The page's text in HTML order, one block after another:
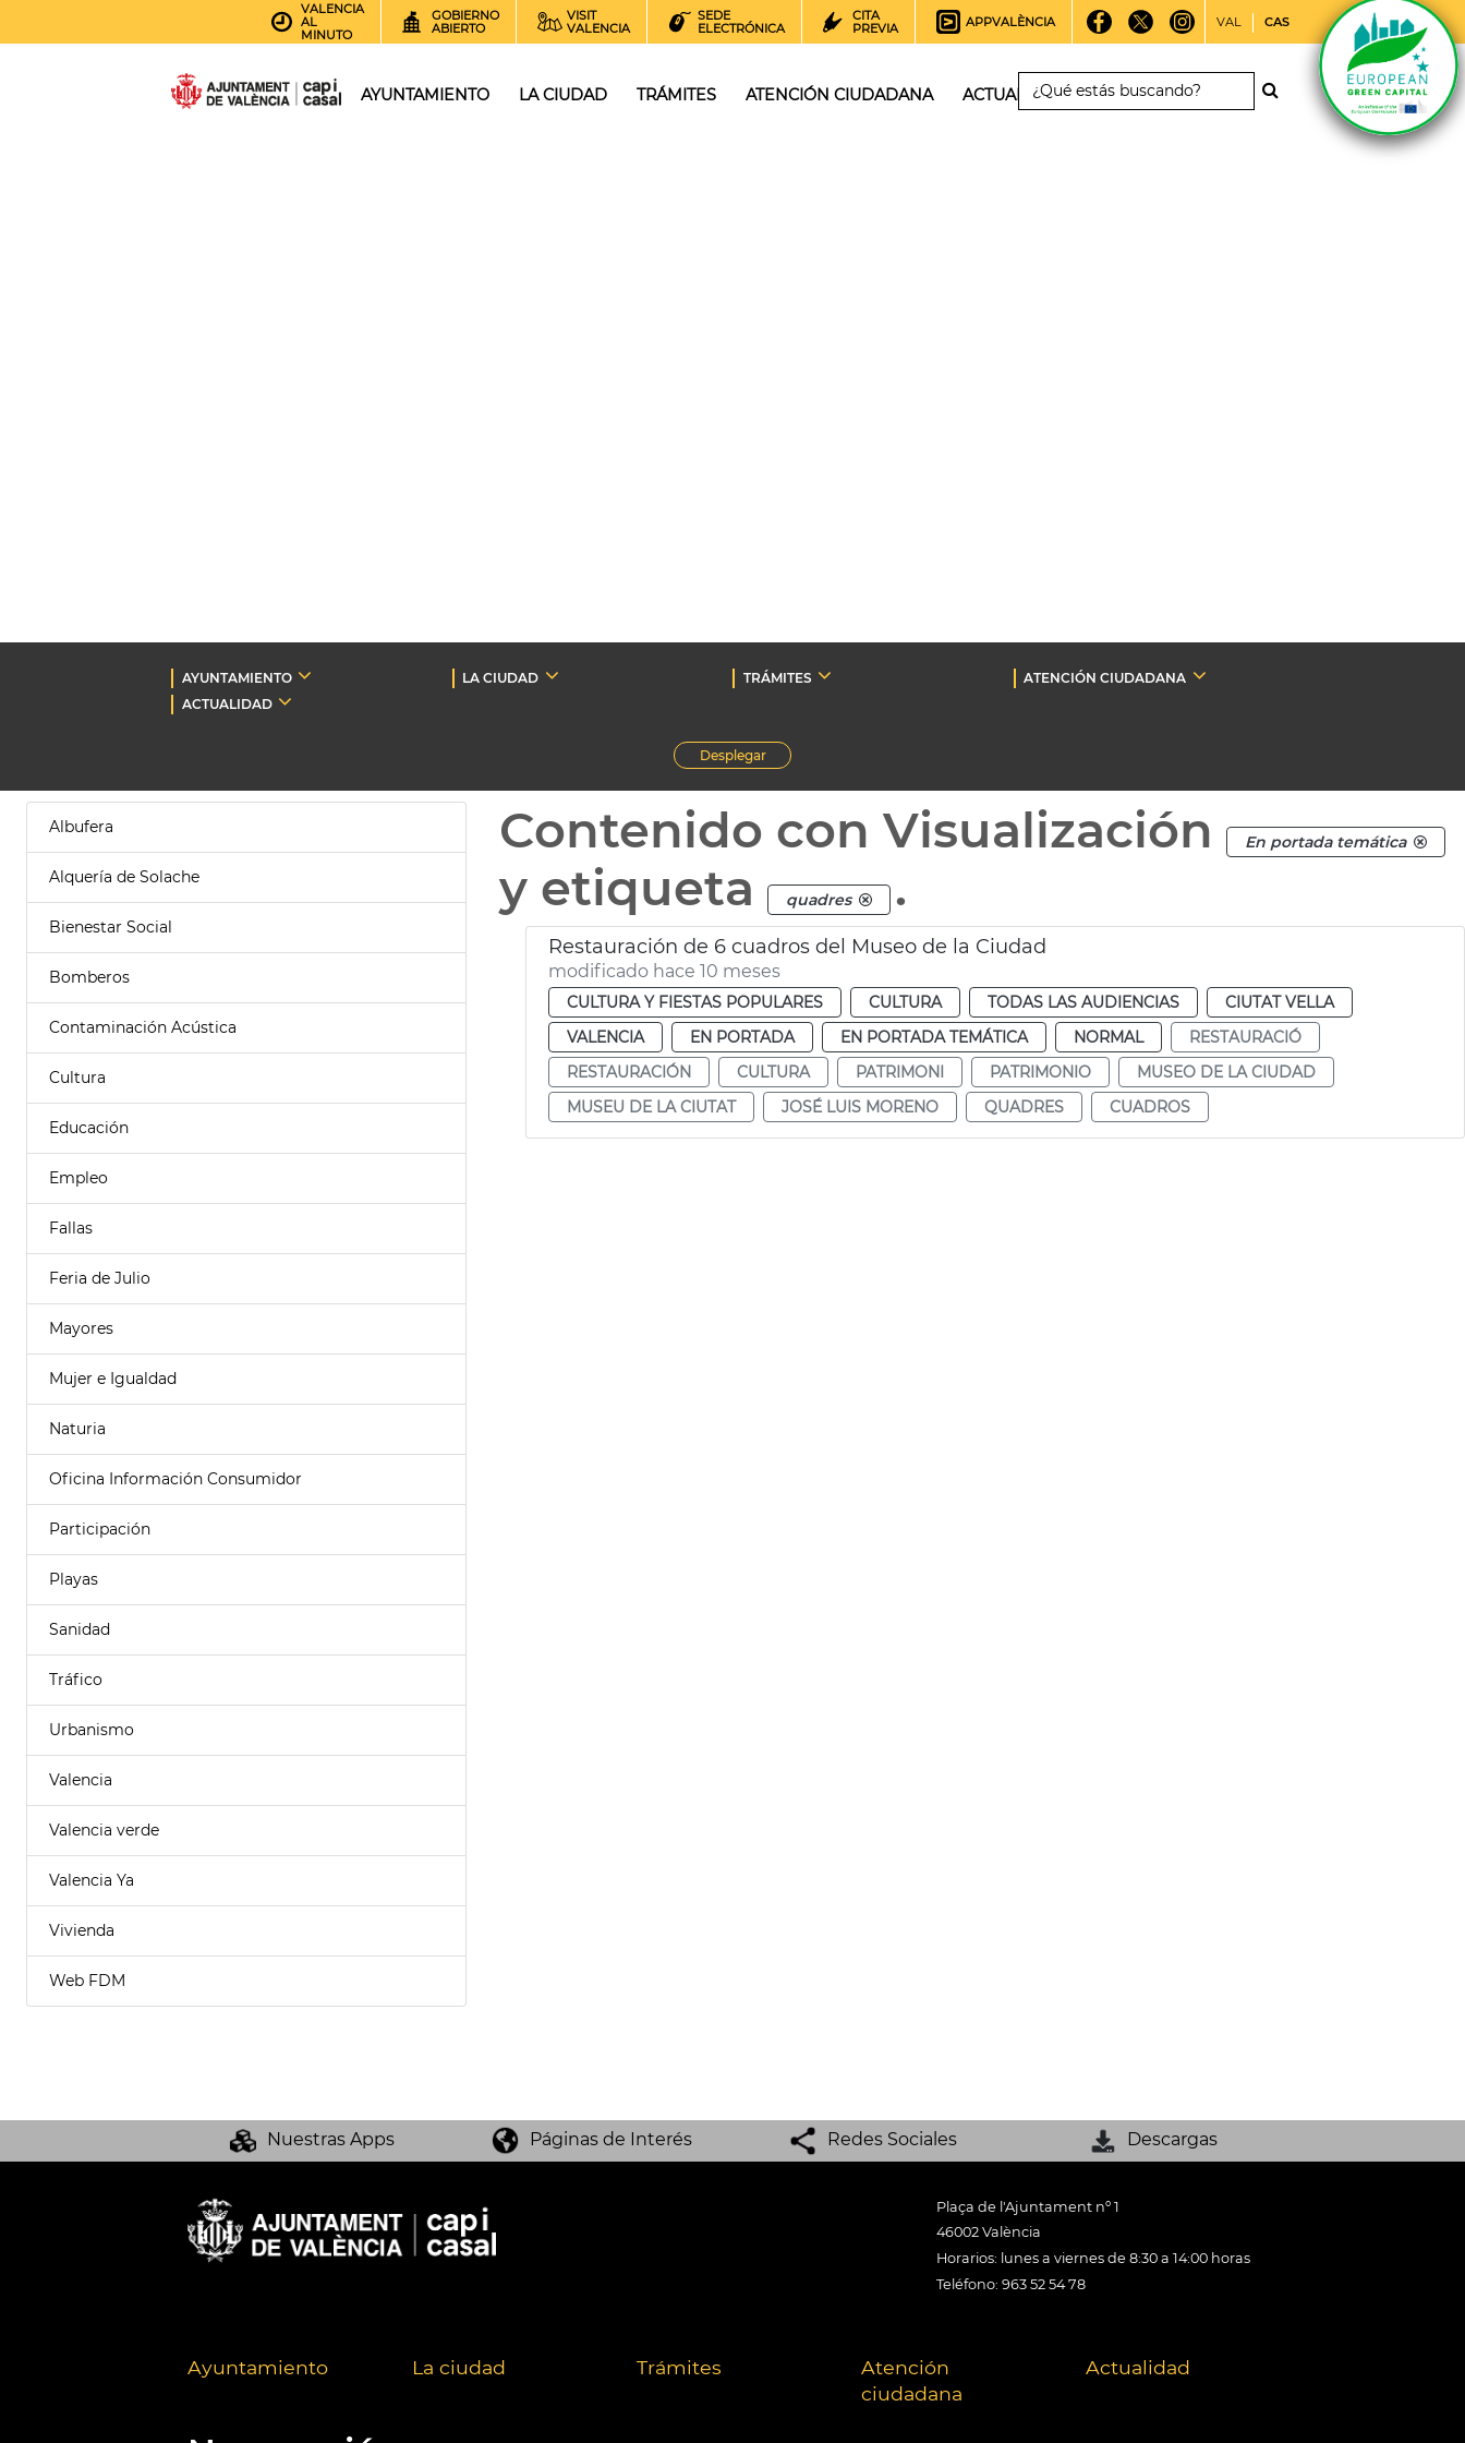
VALENCIA
AL
MINUTO
GOBIERNO
ABIERTO
VISIT
VALENCIA
SEDE
ELECTRÓNICA
CITA
PREVIA
APPVALÈNCIA VAL CAS
AYUNTAMIENTO LA CIUDAD TRÁMITES ATENCIÓN CIUDADANA ACTUALIDAD
AYUNTAMIENTO LA CIUDAD TRÁMITES
ATENCIÓN CIUDADANA
ACTUALIDAD
Desplegar
Albufera
Alquería de Solache
Bienestar Social
Bomberos
Contaminación Acústica
Cultura
Educación
Empleo
Fallas
Feria de Julio
Mayores
Mujer e Igualdad
Naturia
Oficina Información Consumidor
Participación
Playas
Sanidad
Tráfico
Urbanismo
Valencia
Valencia verde
Valencia Ya
Vivienda
Web FDM
Contenido con Visualización En portada temática
y etiqueta quadres .
Restauración de 6 cuadros del Museo de la Ciudad
modificado hace 10 meses
CULTURA Y FIESTAS POPULARES CULTURA TODAS LAS AUDIENCIAS
CIUTAT VELLA
VALENCIA
EN PORTADA EN PORTADA TEMÁTICA NORMAL
RESTAURACIÓ
RESTAURACIÓN
CULTURA PATRIMONI PATRIMONIO
MUSEO DE LA CIUDAD
MUSEU DE LA CIUTAT
JOSÉ LUIS MORENO QUADRES CUADROS
Nuestras Apps Páginas de Interés Redes Sociales Descargas
Plaça de l'Ajuntament nº 1
46002 València
Horarios: lunes a viernes de 8:30 a 14:00 horas
Teléfono: 963 52 54 78
Ayuntamiento La ciudad Trámites
Atención
ciudadana
Actualidad